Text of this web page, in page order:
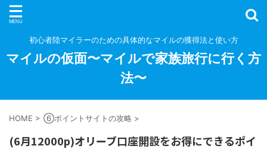
初心者陸マイラーのための具体的なマイルの獲得法と使い方
マイルの仮面〜マイルで家族旅行に行く方
法〜
HOME > ⑥ポイントサイトの攻略 >
(6月12000p)オリーブ口座開設をお得にできるポイ